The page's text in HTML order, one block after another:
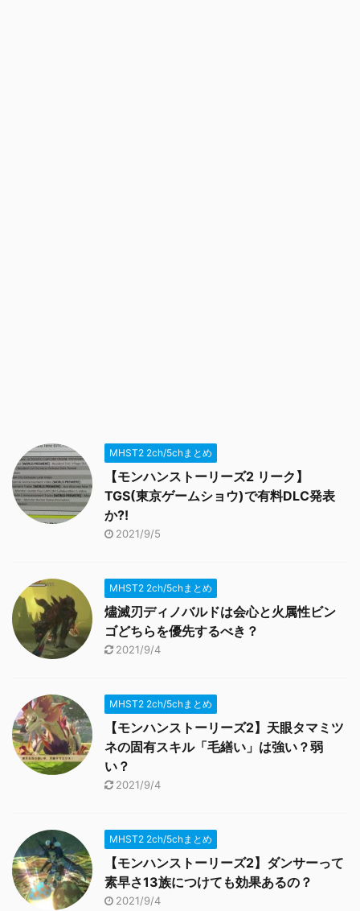
MHST2 2ch/5chまとめ
【モンハンストーリーズ2 リーク】
TGS(東京ゲームショウ)で有料DLC発表
か?!
2021/9/5
MHST2 2ch/5chまとめ
燼滅刃ディノバルドは会心と火属性ビン
ゴどちらを優先するべき？
2021/9/4
MHST2 2ch/5chまとめ
【モンハンストーリーズ2】天眼タマミツ
ネの固有スキル「毛繕い」は強い？弱
い？
2021/9/4
MHST2 2ch/5chまとめ
【モンハンストーリーズ2】ダンサーって
素早さ13族につけても効果あるの？
2021/9/4